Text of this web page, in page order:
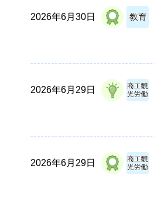
2026年6月30日
2026年6月29日
2026年6月29日